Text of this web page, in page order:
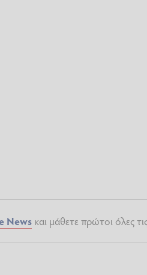
Newsκαι μάθετε πρώτοι όλες